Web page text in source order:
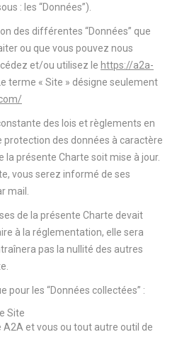
: les “Données”).
des différentes “Données” que
ou que vous pouvez nous
et/ou utilisez le https://a2a-
terme « Site » désigne seulement
des lois et règlements en
des données à caractère
la présente Charte soit mise à jour.
vous serez informé de ses
mail.
de la présente Charte devait
à la réglementation, elle sera
pas la nullité des autres
pour les “Données collectées” :
Site
et vous ou tout autre outil de